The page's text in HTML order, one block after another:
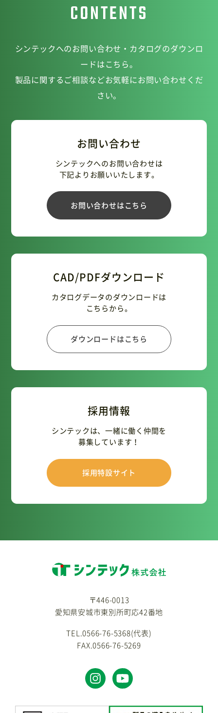
CONTENTS
シンテックへのお問い合わせ・カタログのダウンロ
ードはこちら。
製品に関するご相談などお気軽にお問い合わせくだ
さい。
お問い合わせ
シンテックへのお問い合わせは
下記よりお願いいたします。
お問い合わせはこちら
CAD/PDFダウンロード
カタログデータのダウンロードは
こちらから。
ダウンロードはこちら
採用情報
シンテックは、一緒に働く仲間を
募集しています！
採用特設サイト
〒446-0013
愛知県安城市東別所町応42番地
TEL.0566-76-5368(代表)
FAX.0566-76-5269